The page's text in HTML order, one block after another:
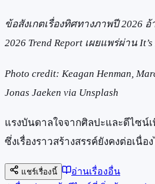
ข้อสังเกตเรื่องทิศทางภาพปี 2026
2026 Trend Report เผยแพร่ผ่าน It’s
Photo credit: Keagan Henman,
Jonas Jaeken via Unsplash
แรงบันดาลใจจากศิลปะและดีไซน์
ซึ่งเรื่องราวสร้างสรรค์ยังคงต่อเนื่อ
แชร์เรื่องนี้
อ่านเรื่องอื่น